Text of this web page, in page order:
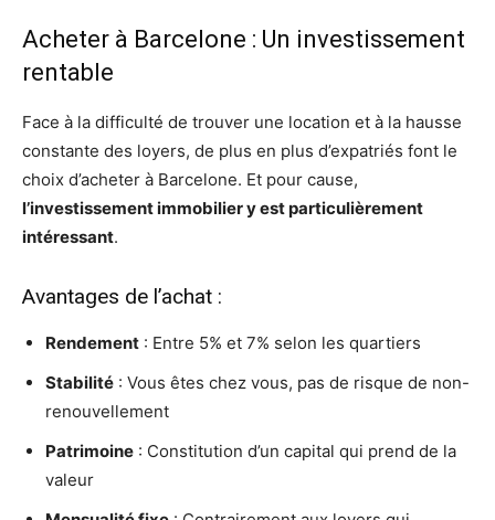
Acheter à Barcelone : Un investissement
rentable
Face à la difficulté de trouver une location et à la hausse
constante des loyers, de plus en plus d’expatriés font le
choix d’acheter à Barcelone. Et pour cause,
l’investissement immobilier y est particulièrement
intéressant.
Avantages de l’achat :
Rendement : Entre 5% et 7% selon les quartiers
Stabilité : Vous êtes chez vous, pas de risque de non-
renouvellement
Patrimoine : Constitution d’un capital qui prend de la
valeur